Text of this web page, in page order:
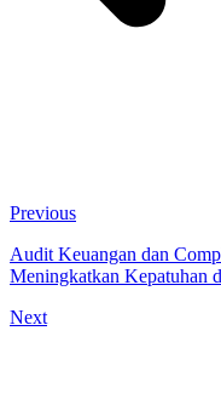
Previous
Audit Keuangan dan
Meningkatkan Kepatuhan
Next